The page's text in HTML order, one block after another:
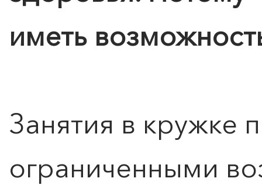
иметь
Занятия в кружке
ограниченными